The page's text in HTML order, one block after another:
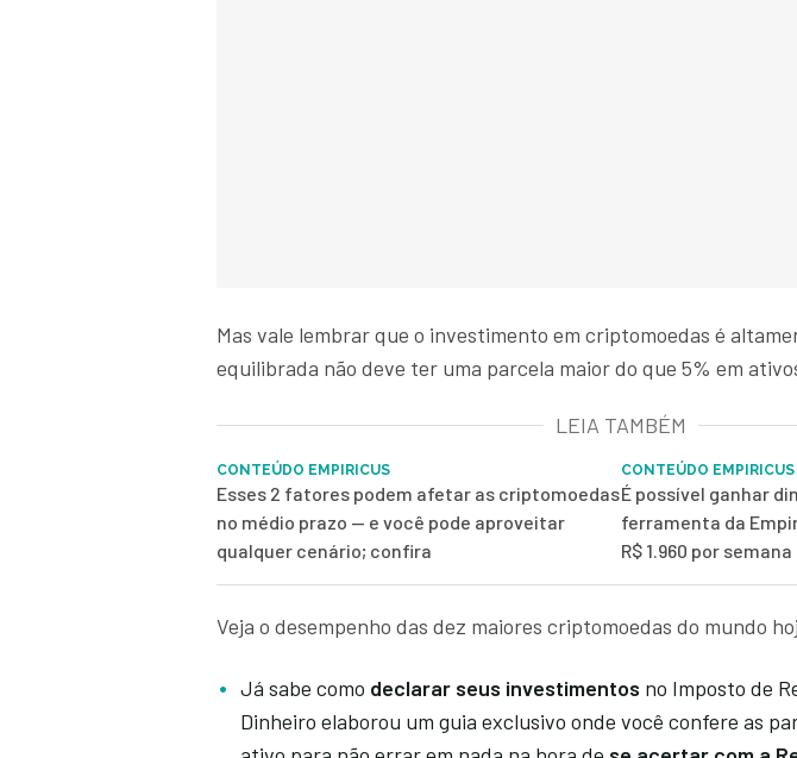
Mas vale lembrar que o investimento em criptomoedas é
equilibrada não deve ter uma parcela maior do que 5% em
LEIA TAMBÉM
CONTEÚDO EMPIRICUS
Esses 2 fatores podem afetar as criptomoedas
no médio prazo — e você pode aproveitar
qualquer cenário; confira
CONTEÚDO EMPIRICUS
É possível ganhar
ferramenta da
R$ 1.960 por semana
Veja o desempenho das dez maiores criptomoedas do mundo
Já sabe como declarar seus investimentos no Imposto de
Dinheiro elaborou um guia exclusivo onde você confere as